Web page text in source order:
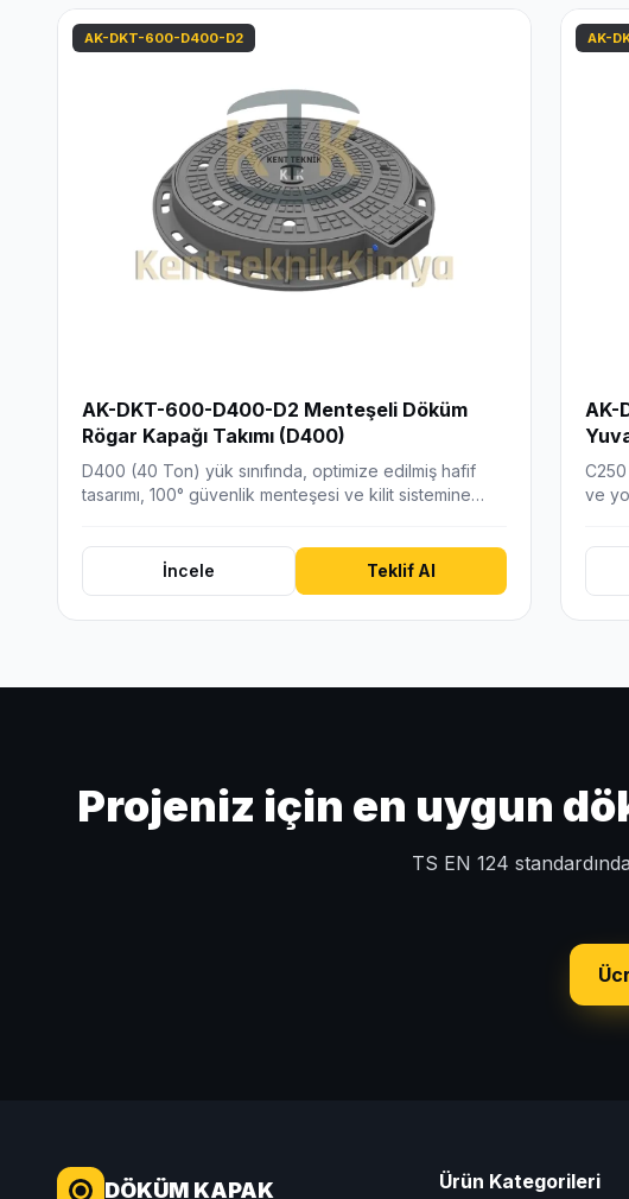
AK-DKT-600-D400-D2
AK-DKT-600-D400-D2 Menteşeli Döküm
Rögar Kapağı Takımı (D400)
D400 (40 Ton) yük sınıfında, optimize edilmiş hafif
tasarımı, 100° güvenlik menteşesi ve kilit sistemine…
İncele Teklif Al
AK-
AK-
C250
ve
Projeniz için en uygun
TS EN 124
DÖKÜM KAPAK Ürün Kategorileri